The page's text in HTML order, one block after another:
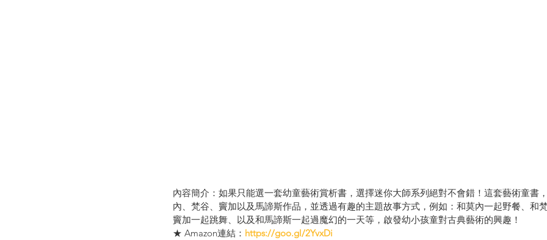
內容簡介：如果只能選一套幼童藝術賞析書，選擇迷你大師系列絕對不會錯！這套藝術童書
內、梵谷、竇加以及馬諦斯作品，並透過有趣的主題故事方式，例如：和莫內一起野餐、和
竇加一起跳舞、以及和馬諦斯一起過魔幻的一天等，啟發幼小孩童對古典藝術的興趣！
★ Amazon連結： https://goo.gl/2YvxDi